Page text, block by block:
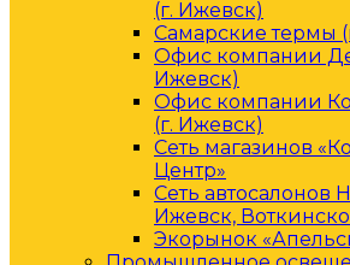
(г. Ижевск)
Самарские термы
Офис компании
Ижевск)
Офис компании
(г. Ижевск)
Сеть магазинов
Центр»
Сеть автосалонов
Ижевск,
Экорынок